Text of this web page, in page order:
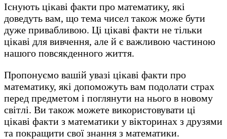
Існують цікаві факти про математику, які
доведуть вам, що тема чисел також може бути
дуже привабливою. Ці цікаві факти не тільки
цікаві для вивчення, але й є важливою частиною
нашого повсякденного життя.
Пропонуємо вашій увазі цікаві факти про
математику, які допоможуть вам подолати страх
перед предметом і поглянути на нього в новому
світлі. Ви також можете використовувати ці
цікаві факти з математики у вікторинах з друзями
та покращити свої знання з математики.